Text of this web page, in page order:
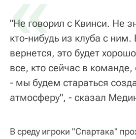
"Не говорил с Квинси. Не
кто-нибудь из клуба с ним.
вернется, это будет
все, кто сейчас в
- мы будем стараться
атмосферу", - сказал
В среду игроки "Спартака"